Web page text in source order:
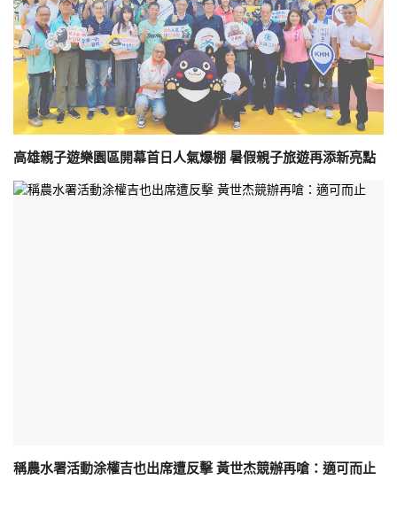
高雄親子遊樂園區開幕首日人氣爆棚 暑假親子旅遊再添新亮點
稱農水署活動涂權吉也出席遭反擊 黃世杰競辦再嗆：適可而止